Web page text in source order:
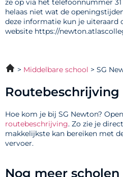
ze op via het telefoonnummer 31
helaas niet wat de
deze informatie kun je uiteraard
website https://
Middelbare school SG
Routebeschrijving
Hoe kom je bij SG Newton?
routebeschrijving. Zo zie je
makkelijkste kan bereiken met
vervoer.
Nog meer